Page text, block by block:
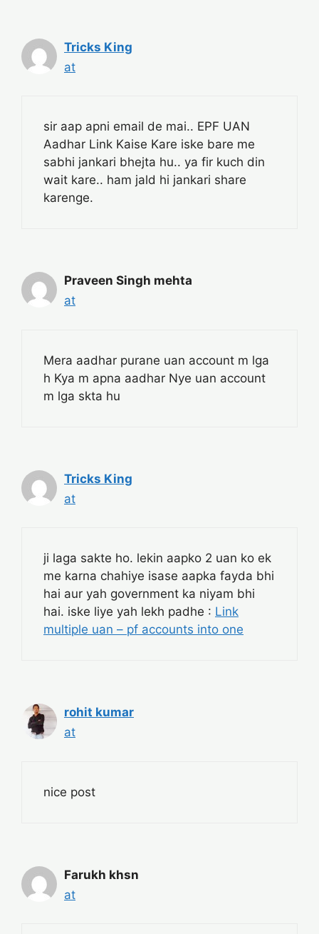
Tricks King
at
sir aap apni email de mai.. EPF UAN
Aadhar Link Kaise Kare iske bare me
sabhi jankari bhejta hu.. ya fir kuch din
wait kare.. ham jald hi jankari share
karenge.
Praveen Singh mehta
at
Mera aadhar purane uan account m lga
h Kya m apna aadhar Nye uan account
m lga skta hu
Tricks King
at
ji laga sakte ho. lekin aapko 2 uan ko ek
me karna chahiye isase aapka fayda bhi
hai aur yah government ka niyam bhi
hai. iske liye yah lekh padhe : Link
multiple uan – pf accounts into one
rohit kumar
at
nice post
Farukh khsn
at